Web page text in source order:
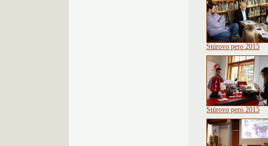
Štúrovo pero 2015
Štúrovo pero 2015